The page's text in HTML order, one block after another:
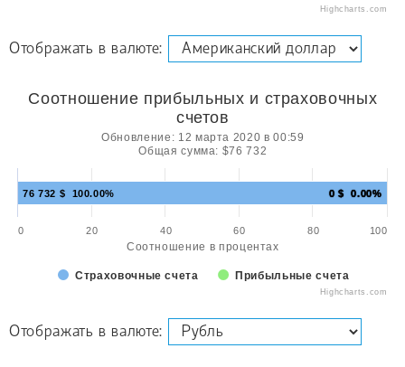
Highcharts.com
Отображать в валюте:
Соотношение в процентах
Соотношение прибыльных и страховочных
счетов
Обновление: 12 марта 2020 в 00:59
Общая сумма: $76 732
Страховочные счета Прибыльные счета
0 20 40 60 80 100
Highcharts.com
0 $ 0.00%
76 732 $ 100.00%
Отображать в валюте: